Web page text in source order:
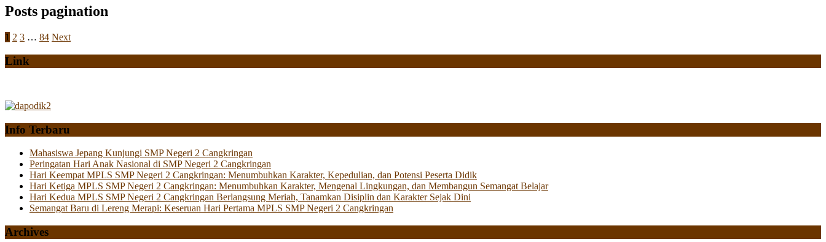
Posts pagination
1 2 3 … 84 Next
Link
Info Terbaru
Mahasiswa Jepang Kunjungi SMP Negeri 2 Cangkringan
Peringatan Hari Anak Nasional di SMP Negeri 2 Cangkringan
Hari Keempat MPLS SMP Negeri 2 Cangkringan: Menumbuhkan Karakter, Kepedulian, dan Potensi Peserta Didik
Hari Ketiga MPLS SMP Negeri 2 Cangkringan: Menumbuhkan Karakter, Mengenal Lingkungan, dan Membangun Semangat Belajar
Hari Kedua MPLS SMP Negeri 2 Cangkringan Berlangsung Meriah, Tanamkan Disiplin dan Karakter Sejak Dini
Semangat Baru di Lereng Merapi: Keseruan Hari Pertama MPLS SMP Negeri 2 Cangkringan
Archives